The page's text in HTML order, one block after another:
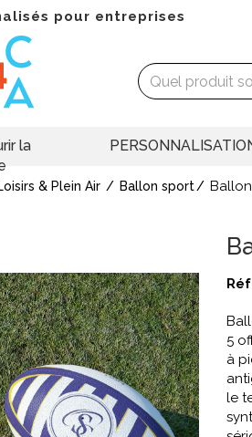
pour entreprises
la
& Plein Air Ballon sport
5
à
le